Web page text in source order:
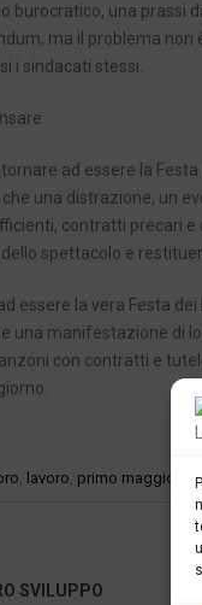
burocratico, una prassi
ma il problema
i sindacati stessi.
ad essere la
una distrazione, un
contratti precari
spettacolo e
essere la vera Festa
una manifestazione di
con contratti e
, lavoro, primo maggio
SVILUPPO